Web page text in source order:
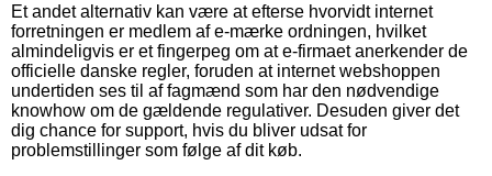
Et andet alternativ kan være at efterse hvorvidt internet
forretningen er medlem af e-mærke ordningen, hvilket
almindeligvis er et fingerpeg om at e-firmaet anerkender de
officielle danske regler, foruden at internet webshoppen
undertiden ses til af fagmænd som har den nødvendige
knowhow om de gældende regulativer. Desuden giver det
dig chance for support, hvis du bliver udsat for
problemstillinger som følge af dit køb.